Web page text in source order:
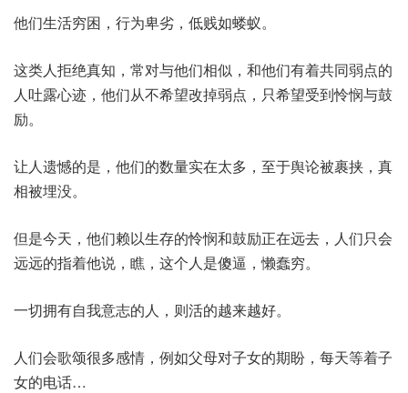
他们生活穷困，行为卑劣，低贱如蝼蚁。
这类人拒绝真知，常对与他们相似，和他们有着共同弱点的
人吐露心迹，他们从不希望改掉弱点，只希望受到怜悯与鼓
励。
让人遗憾的是，他们的数量实在太多，至于舆论被裹挟，真
相被埋没。
但是今天，他们赖以生存的怜悯和鼓励正在远去，人们只会
远远的指着他说，瞧，这个人是傻逼，懒蠢穷。
一切拥有自我意志的人，则活的越来越好。
人们会歌颂很多感情，例如父母对子女的期盼，每天等着子
女的电话…